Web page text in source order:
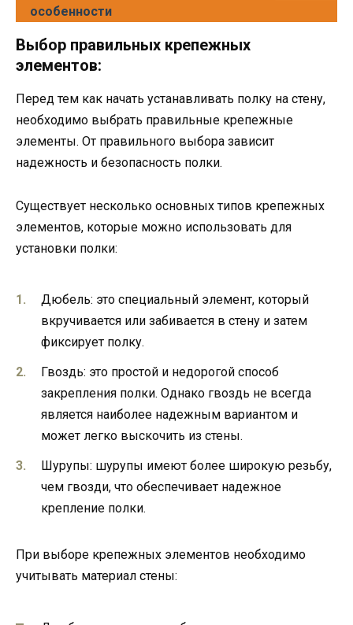
особенности
Выбор правильных крепежных
элементов:
Перед тем как начать устанавливать полку на стену,
необходимо выбрать правильные крепежные
элементы. От правильного выбора зависит
надежность и безопасность полки.
Существует несколько основных типов крепежных
элементов, которые можно использовать для
установки полки:
Дюбель: это специальный элемент, который
вкручивается или забивается в стену и затем
фиксирует полку.
Гвоздь: это простой и недорогой способ
закрепления полки. Однако гвоздь не всегда
является наиболее надежным вариантом и
может легко выскочить из стены.
Шурупы: шурупы имеют более широкую резьбу,
чем гвозди, что обеспечивает надежное
крепление полки.
При выборе крепежных элементов необходимо
учитывать материал стены: